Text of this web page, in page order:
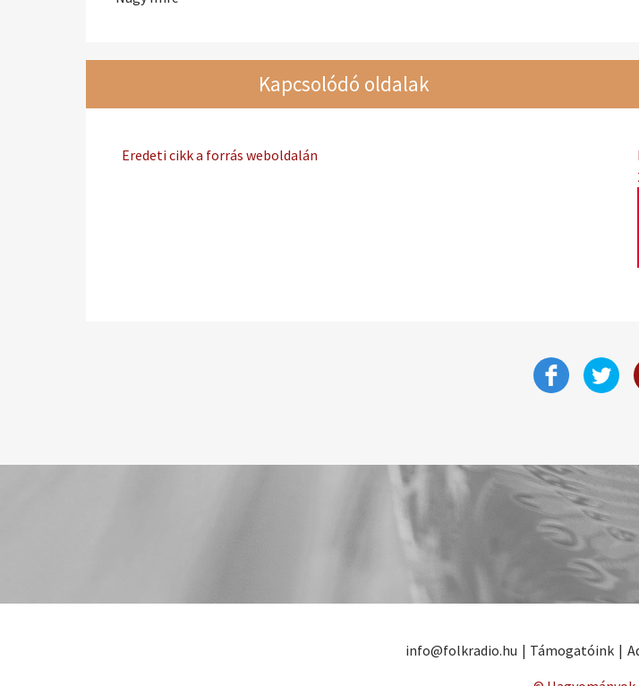
Kapcsolódó oldalak
Eredeti cikk a forrás weboldalán
info@folkradio.hu | Támogatóink |